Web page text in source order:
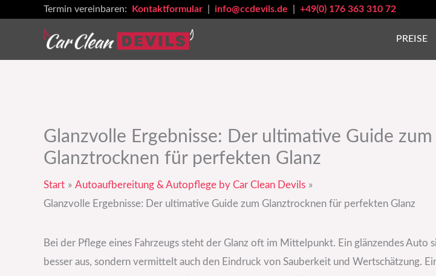
Termin vereinbaren: Kontaktformular info@ccdevils.de +49(0) 176 363 310 72
PREISE
Glanzvolle Ergebnisse: Der ultimative Guide zum
Glanztrocknen für perfekten Glanz
Start
Autoaufbereitung & Autopflege by Car Clean Devils
Glanzvolle Ergebnisse: Der ultimative Guide zum Glanztrocknen für perfekten Glanz
Bei der Pflege eines Fahrzeugs steht der Glanz oft im Mittelpunkt. Ein glänzendes Auto
besser aus, sondern vermittelt auch den Eindruck von Sauberkeit und Wertschätzung.